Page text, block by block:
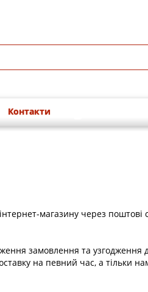
Контакти
магазину через поштові
замовлення та узгодження
на певний час, а тільки